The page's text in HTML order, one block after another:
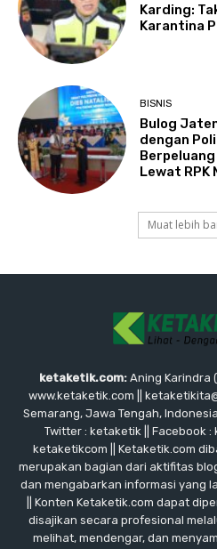
Karding:
Karantina
BISNIS
Bulog
dengan
Lewat RPK
Muat lebih
ketaketik.com: Aning Karindra
www.ketaketik.com ||
Semarang, Jawa Tengah,
Twitter : ketaketik || Facebook :
ketaketikcom || Ketaketik.com
merupakan bagian dari aktifitas
dan mengabarkan informasi yang
|| Konten Ketaketik.com dapat
disajikan secara profesional
melihat, mendengar, dan